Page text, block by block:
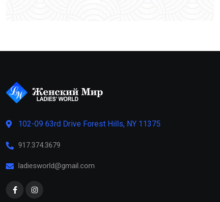
102-09 63rd Drive Forest Hills, NY 11375
917.374.3679
ladiesworld@gmail.com